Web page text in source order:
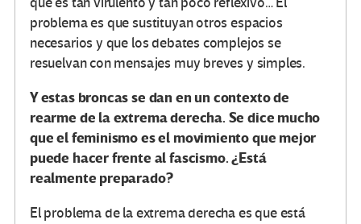
problema es que sustituyan otros espacios
necesarios y que los debates complejos se
resuelvan con mensajes muy breves y simples.
Y estas broncas se dan en un contexto de
rearme de la extrema derecha. Se dice mucho
que el feminismo es el movimiento que mejor
puede hacer frente al fascismo. ¿Está
realmente preparado?
El problema de la extrema derecha es que está